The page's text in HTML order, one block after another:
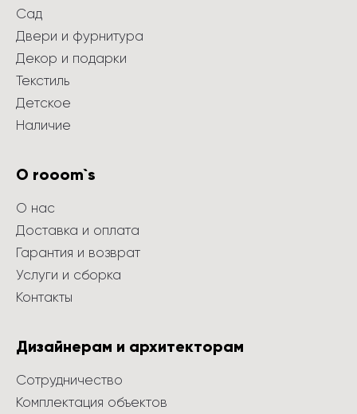
Сад
Двери и фурнитура
Декор и подарки
Текстиль
Детское
Наличие
О rooom`s
О нас
Доставка и оплата
Гарантия и возврат
Услуги и сборка
Контакты
Дизайнерам и архитекторам
Сотрудничество
Комплектация объектов